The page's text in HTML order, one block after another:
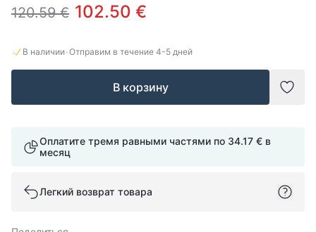
120.59 € 102.50 €
В наличии·Отправим в течение 4-5 дней
В корзину
Оплатите тремя равными частями по 34.17 € в
месяц
Легкий возврат товара